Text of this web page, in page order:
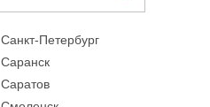
Санкт-Петербург
Саранск
Саратов